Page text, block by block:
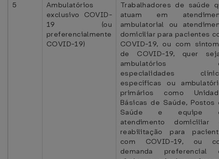
5
Ambulatórios
exclusivo COVID-
19 (ou
preferencialmente
COVID-19)
Trabalhadores de saúde
atuam em
ambulatorial ou
domiciliar para pacientes
COVID-19, ou com
de COVID-19, quer
ambulatórios
especialidades
específicas ou
primários como
Básicas de Saúde, Postos
Saúde e equipe
atendimento domiciliar
reabilitação para
com COVID-19, ou
demanda preferencial